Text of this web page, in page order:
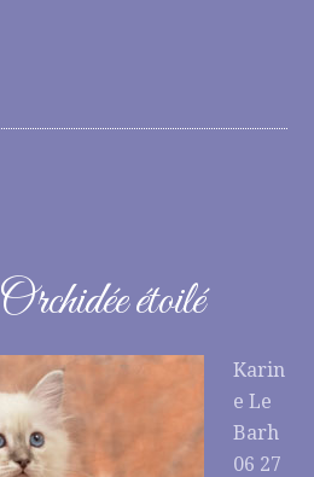
étoilé
Karin
e Le
Barh
06 27